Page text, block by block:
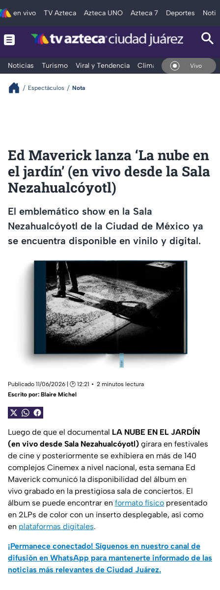
en vivo TV Azteca Azteca UNO Azteca 7 Deportes
Noticias Turismo Viral y Tendencia Clima Deportes
En Vivo
Espectáculos Nota
Ed Maverick lanza ‘La nube en
el jardín’ (en vivo desde la Sala
Nezahualcóyotl)
El emblemático show en la Sala
Nezahualcóyotl de la Ciudad de México ya
se encuentra disponible en vinilo y digital.
Publicado 11/06/2026 | 🕑 12:21
2 minutos lectura
Escrito por: Blaire Michel
Luego de que el documental LA NUBE EN EL JARDÍN
(en vivo desde Sala Nezahualcóyotl) girara en festivales
de cine y posteriormente se exhibiera en más de 140
complejos Cinemex a nivel nacional, esta semana Ed
Maverick comunicó la disponibilidad del álbum en
vivo grabado en la prestigiosa sala de conciertos. El
álbum se puede encontrar en formato físico presentado
en 2LPs de color con un inserto desplegable, así como
en plataformas digitales.
¡Permanece conectado! Síguenos en nuestro canal de
difusión en WhatsApp para mantenerte informado de las
noticias más relevantes de Ciudad Juárez.